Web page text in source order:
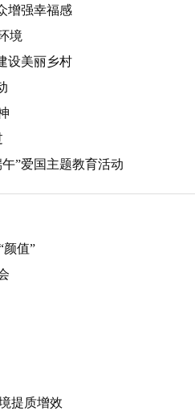
增强幸福感
境
设美丽乡村
”爱国主题教育活动
颜值”
提质增效